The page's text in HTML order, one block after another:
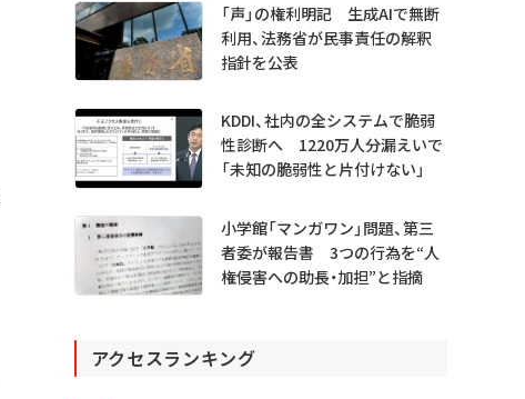
「声」の権利明記 生成AIで無断
利用、法務省が民事責任の解釈
指針を公表
KDDI、社内の全システムで脆弱
性診断へ 1220万人分漏えいで
「未知の脆弱性と片付けない」
小学館「マンガワン」問題、第三
者委が報告書 3つの行為を“人
権侵害への助長・加担”と指摘
アクセスランキング